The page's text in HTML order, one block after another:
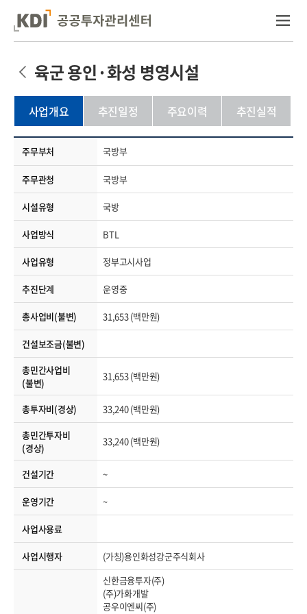
육군 용인·화성 병영시설
사업개요
주무부처 국방부
주무관청 국방부
시설유형 국방
사업방식 BTL
사업유형 정부고시사업
추진단계 운영중
총사업비(불변) 31,653 (백만원)
건설보조금(불변)
총민간사업비
(불변)
31,653 (백만원)
총투자비(경상)
33,240 (백만원)
총민간투자비
(경상)
33,240 (백만원)
건설기간 ~
운영기간 ~
사업사용료
사업시행자
(가칭)용인화성강군주식회사
신한금융투자(주)
(주)가화개발
공우이엔씨(주)
추진일정 주요이력 추진실적